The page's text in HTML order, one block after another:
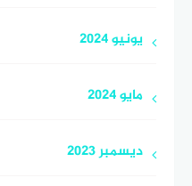
يونيو 2024
مايو 2024
ديسمبر 2023